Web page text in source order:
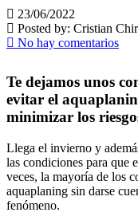
23/06/2022
Posted by: Cristian
No hay comentarios
Te dejamos unos
evitar el
minimizar los
Llega el invierno y
las condiciones para que
veces, la mayoría de los
aquaplaning sin darse
fenómeno.